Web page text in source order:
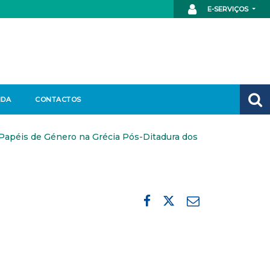
E-SERVIÇOS
CONTACTOS
de Género na Grécia Pós-Ditadura dos